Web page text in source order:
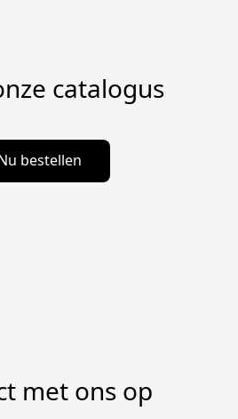
catalogus
bestellen
met ons op